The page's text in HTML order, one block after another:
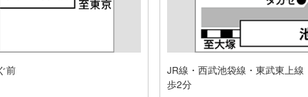
前
JR線・西武池袋線・東武東上
歩2分